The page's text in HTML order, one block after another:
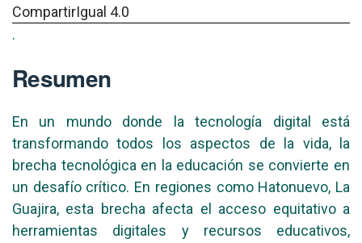
CompartirIgual 4.0
.
Resumen
En un mundo donde la tecnología digital está
transformando todos los aspectos de la vida, la
brecha tecnológica en la educación se convierte en
un desafío crítico. En regiones como Hatonuevo, La
Guajira, esta brecha afecta el acceso equitativo a
herramientas digitales y recursos educativos,